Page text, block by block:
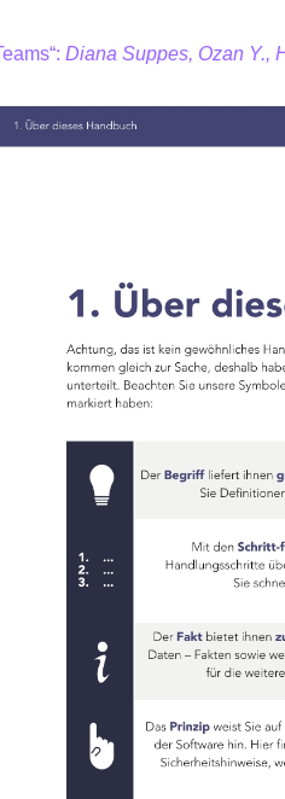
Diana Suppes, Ozan Y.,